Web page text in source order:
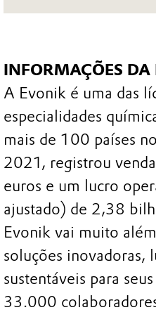
INFORMAÇÕES DA
A Evonik é uma das
especialidades
mais de 100 países
2021, registrou
euros e um lucro
ajustado) de 2,38
Evonik vai muito
soluções inovadoras,
sustentáveis para
33.000